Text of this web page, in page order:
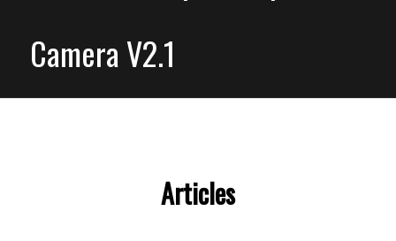
Camera V2.1
Articles